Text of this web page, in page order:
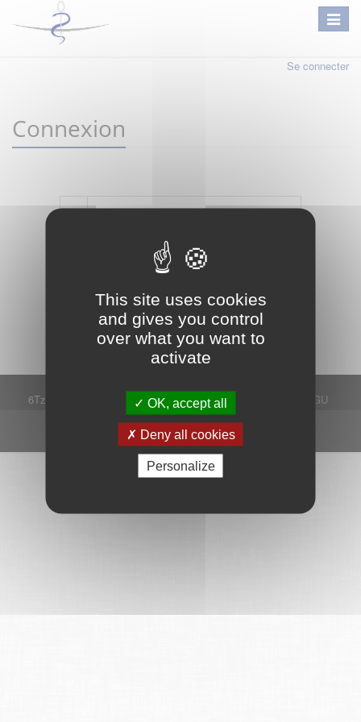
This site uses cookies
and gives you control
over what you want to
activate
OK, accept all
Deny all cookies
Personalize
Se connecter
Connexion
Mot de passe oublié ? Je crée mon compte
Connexion
6Tzen ©2015 - Tous droits réservés Mentions légales
CGU
Plan du site
FAQ
Contact
Ce service est proposé par6Tzen